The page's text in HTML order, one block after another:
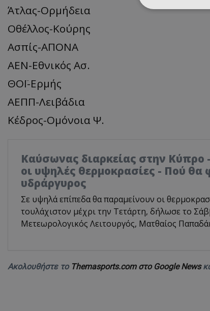
Άτλας-Ορμήδεια
Οθέλλος-Κούρης
Ασπίς-ΑΠΟΝΑ
ΑΕΝ-Εθνικός Ασ.
ΘΟΪ-Ερμής
ΑΕΠΠ-Λειβάδια
Κέδρος-Ομόνοια Ψ.
Καύσωνας διαρκείας στην Κύπρο
οι υψηλές θερμοκρασίες - Πού θα
υδράργυρος
Σε υψηλά επίπεδα θα παραμείνουν οι
τουλάχιστον μέχρι την Τετάρτη, δήλωσε το
Μετεωρολογικός Λειτουργός, Ματθαίος
Ακολουθήστε το Themasports.com στο Google News